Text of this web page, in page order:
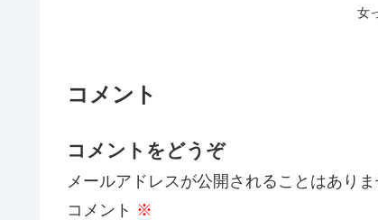
女
コメント
コメントをどうぞ
メールアドレスが公開されることはありま
コメント ※